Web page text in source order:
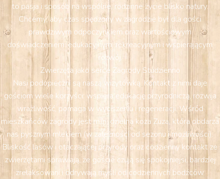
to pasja i sposób na wspólne, rodzinne życie blisko natury.
Chcemy, aby czas spędzony w zagrodzie był dla gości
prawdziwym odpoczynkiem oraz wartościowym
doświadczeniem: edukacyjnym, rekreacyjnym i wspierającym
rozwój.
Zwierzęta jako serce Zagrody Studzienno
Nasi podopieczni są naszą wizytówką. Kontakt z nimi daje
gościom wiele korzyści: wspiera edukację przyrodniczą, rozwija
wrażliwość, pomaga w wyciszeniu i regeneracji. Wśród
mieszkańców zagrody jest m.in. dzielna koza Zuza, która obdarza
nas pysznym mlekiem (w zależności od sezonu i możliwości).
Bliskość lasów i otaczającej przyrody oraz codzienny kontakt ze
zwierzętami sprawiają, że goście czują się spokojniejsi, bardziej
zrelaksowani i odrywają myśli od codziennych bodźców.